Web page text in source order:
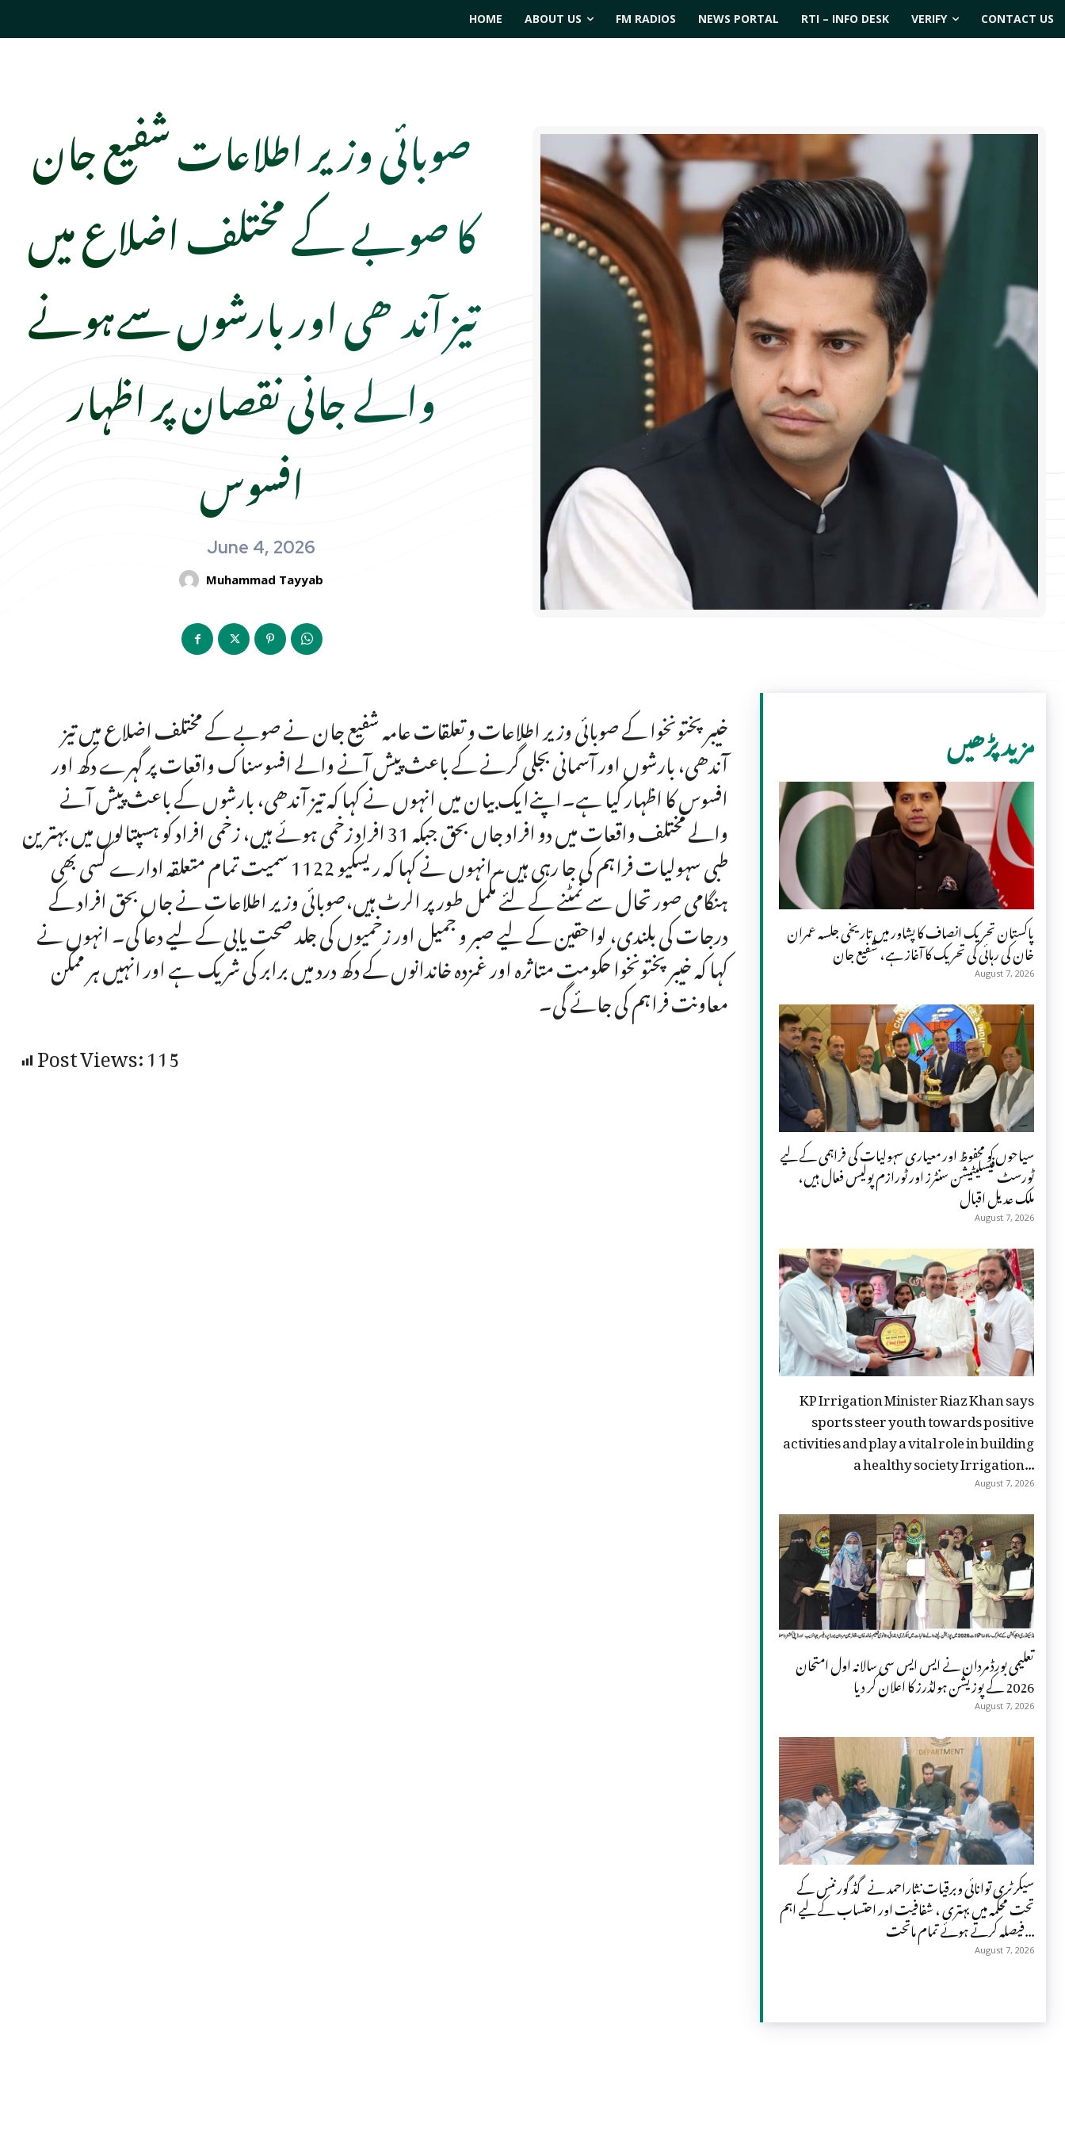
HOME ABOUT US FM RADIOS NEWS PORTAL RTI – INFO DESK VERIFY CONTACT US
صوبائی وزیر اطلاعات شفیع جان
کا صوبے کے مختلف اضلاع میں
تیز آندھی اور بارشوں سےہونے
والے جانی نقصان پر اظہار
افسوس
June 4, 2026
Muhammad Tayyab
خیبرپختونخوا کے صوبائی وزیر اطلاعات و تعلقات عامہ شفیع جان نے صوبے کے مختلف اضلاع میں تیز
آندھی، بارشوں اور آسمانی بجلی گرنے کے باعث پیش آنے والے افسوسناک واقعات پر گہرے دکھ اور
افسوس کا اظہار کیا ہے۔اپنےایک بیان میں انہوں نے کہا کہ تیز آندھی، بارشوں کے باعث پیش آنے
والے مختلف واقعات میں دو افراد جاں بحق جبکہ 31 افراد زخمی ہوئے ہیں، زخمی افراد کو ہسپتالوں میں بہترین
طبی سہولیات فراہم کی جا رہی ہیں۔انہوں نے کہا کہ ریسکیو 1122 سمیت تمام متعلقہ ادارے کسی بھی
ہنگامی صورتحال سے نمٹنے کے لئے مکمل طور پر الرٹ ہیں،صوبائی وزیر اطلاعات نے جاں بحق افراد کے
درجات کی بلندی، لواحقین کے لیے صبر و جمیل اور زخمیوں کی جلد صحت یابی کے لیے دعا کی۔ انہوں نے
کہا کہ خیبرپختونخوا حکومت متاثرہ اور غمزدہ خاندانوں کے دکھ درد میں برابر کی شریک ہے اور انہیں ہر ممکن
معاونت فراہم کی جائے گی۔
Post Views:115
مزید پڑھیں
پاکستان تحریک انصاف کا پشاور میں تاریخی جلسہ عمران
خان کی رہائی کی تحریک کا آغاز ہے، شفیع جان
August 7, 2026
سیاحوں کو محفوظ اور معیاری سہولیات کی فراہمی کے لیے
ٹورسٹ فیسلیٹیشن سنٹرز اور ٹورازم پولیس فعال ہیں،
ملک عدیل اقبال
August 7, 2026
KP Irrigation Minister Riaz Khan says
sports steer youth towards positive
activities and play a vital role in building
a healthy society Irrigation...
August 7, 2026
تعلیمی بورڈ مردان نے ایس ایس سی سالانہ اول امتحان
2026 کے پوزیشن ہولڈرز کا اعلان کر دیا
August 7, 2026
سیکرٹری توانائی وبرقیات نثاراحمد نے گڈ گورننس کے
تحت محکمہ میں بہتری ، شفافیت اور احتساب کے لیے اہم
فیصلہ کرتے ہوئے تمام ماتحت...
August 7, 2026